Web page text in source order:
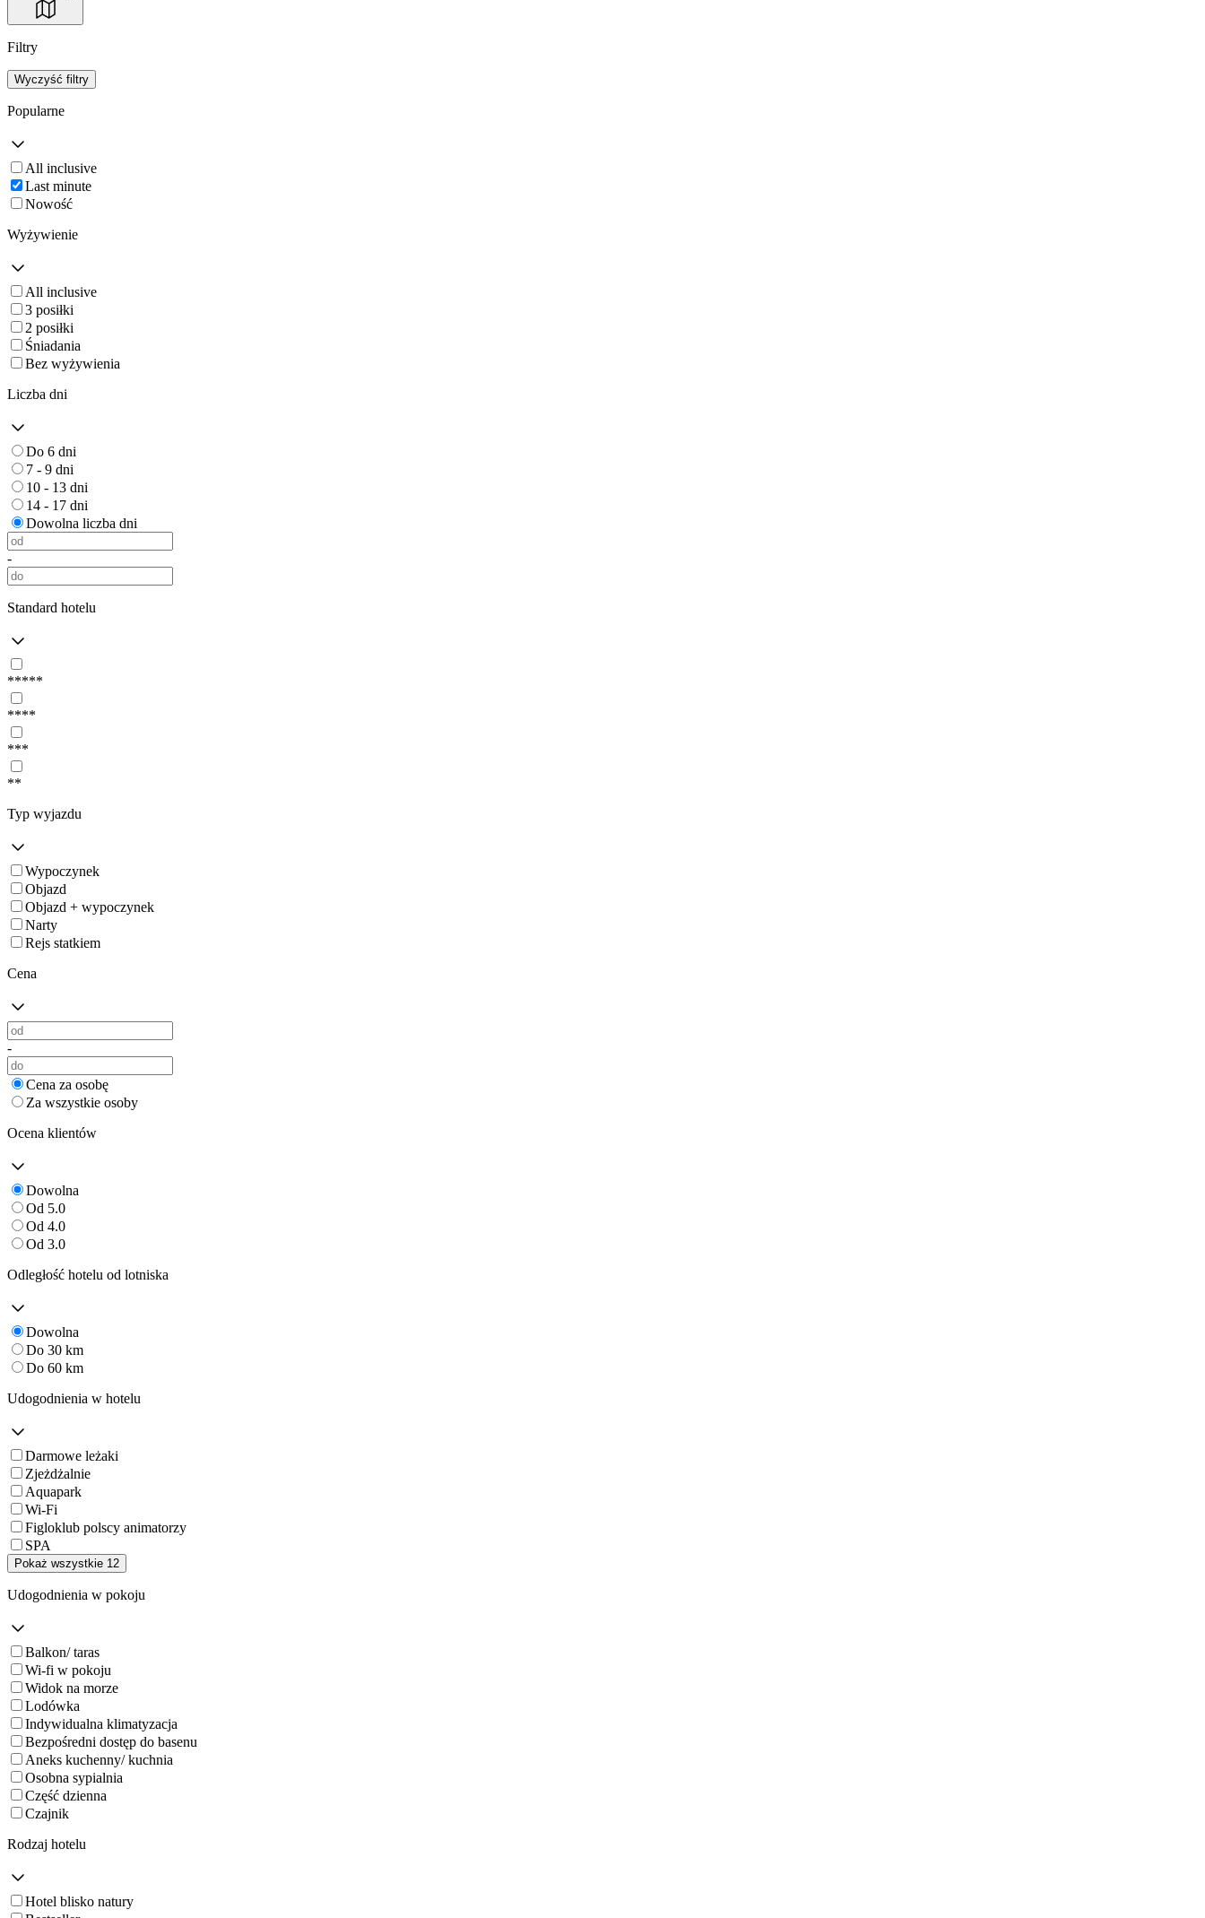
Filtry
Wyczyść filtry
Popularne
All inclusive
Last minute
Nowość
Wyżywienie
All inclusive
3 posiłki
2 posiłki
Śniadania
Bez wyżywienia
Liczba dni
Do 6 dni
7 - 9 dni
10 - 13 dni
14 - 17 dni
Dowolna liczba dni
-
Standard hotelu
*****
****
***
**
Typ wyjazdu
Wypoczynek
Objazd
Objazd + wypoczynek
Narty
Rejs statkiem
Cena
-
Cena za osobę
Za wszystkie osoby
Ocena klientów
Dowolna
Od 5.0
Od 4.0
Od 3.0
Odległość hotelu od lotniska
Dowolna
Do 30 km
Do 60 km
Udogodnienia w hotelu
Darmowe leżaki
Zjeżdżalnie
Aquapark
Wi-Fi
Figloklub polscy animatorzy
SPA
Pokaż wszystkie 12
Udogodnienia w pokoju
Balkon/ taras
Wi-fi w pokoju
Widok na morze
Lodówka
Indywidualna klimatyzacja
Bezpośredni dostęp do basenu
Aneks kuchenny/ kuchnia
Osobna sypialnia
Część dzienna
Czajnik
Rodzaj hotelu
Hotel blisko natury